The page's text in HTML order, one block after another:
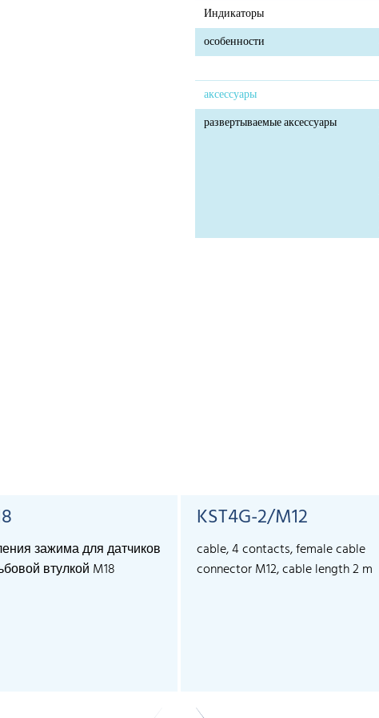
Индикаторы
особенности
аксессуары
развертываемые аксессуары
зажима для датчиков
втулкой M18
KST4G-2/M12
cable, 4 contacts, female cable
connector M12, cable length 2 m